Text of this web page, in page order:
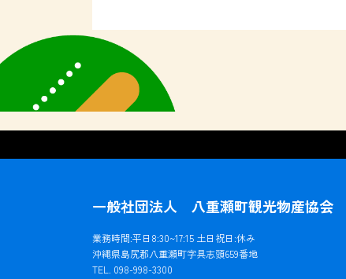
一般社団法人 八重瀬町観光物産協会
業務時間:平日8:30~17:15 土日祝日:休み
沖縄県島尻郡八重瀬町字具志頭659番地
TEL. 098-998-3300